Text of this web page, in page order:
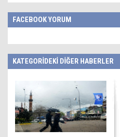
FACEBOOK YORUM
KATEGORİDEKİ DİĞER HABERLER